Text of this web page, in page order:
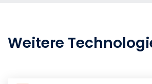
Weitere